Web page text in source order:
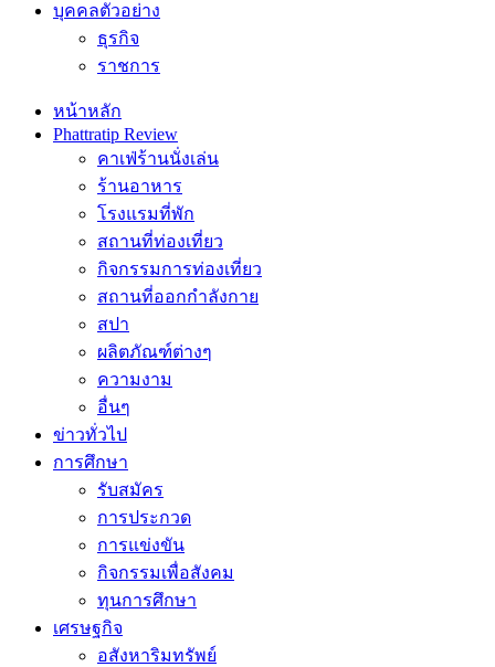
บุคคลตัวอย่าง
ธุรกิจ
ราชการ
หน้าหลัก
Phattratip Review
คาเฟ่ร้านนั่งเล่น
ร้านอาหาร
โรงแรมที่พัก
สถานที่ท่องเที่ยว
กิจกรรมการท่องเที่ยว
สถานที่ออกกำลังกาย
สปา
ผลิตภัณฑ์ต่างๆ
ความงาม
อื่นๆ
ข่าวทั่วไป
การศึกษา
รับสมัคร
การประกวด
การแข่งขัน
กิจกรรมเพื่อสังคม
ทุนการศึกษา
เศรษฐกิจ
อสังหาริมทรัพย์